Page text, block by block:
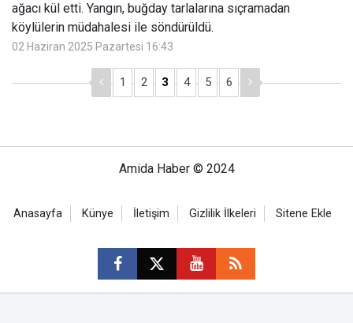
ağacı kül etti. Yangın, buğday tarlalarına sıçramadan
köylülerin müdahalesi ile söndürüldü.
02 Haziran 2025 Pazartesi 16:43
1 2 3 4 5 6
Amida Haber © 2024
Anasayfa Künye İletişim Gizlilik İlkeleri Sitene Ekle